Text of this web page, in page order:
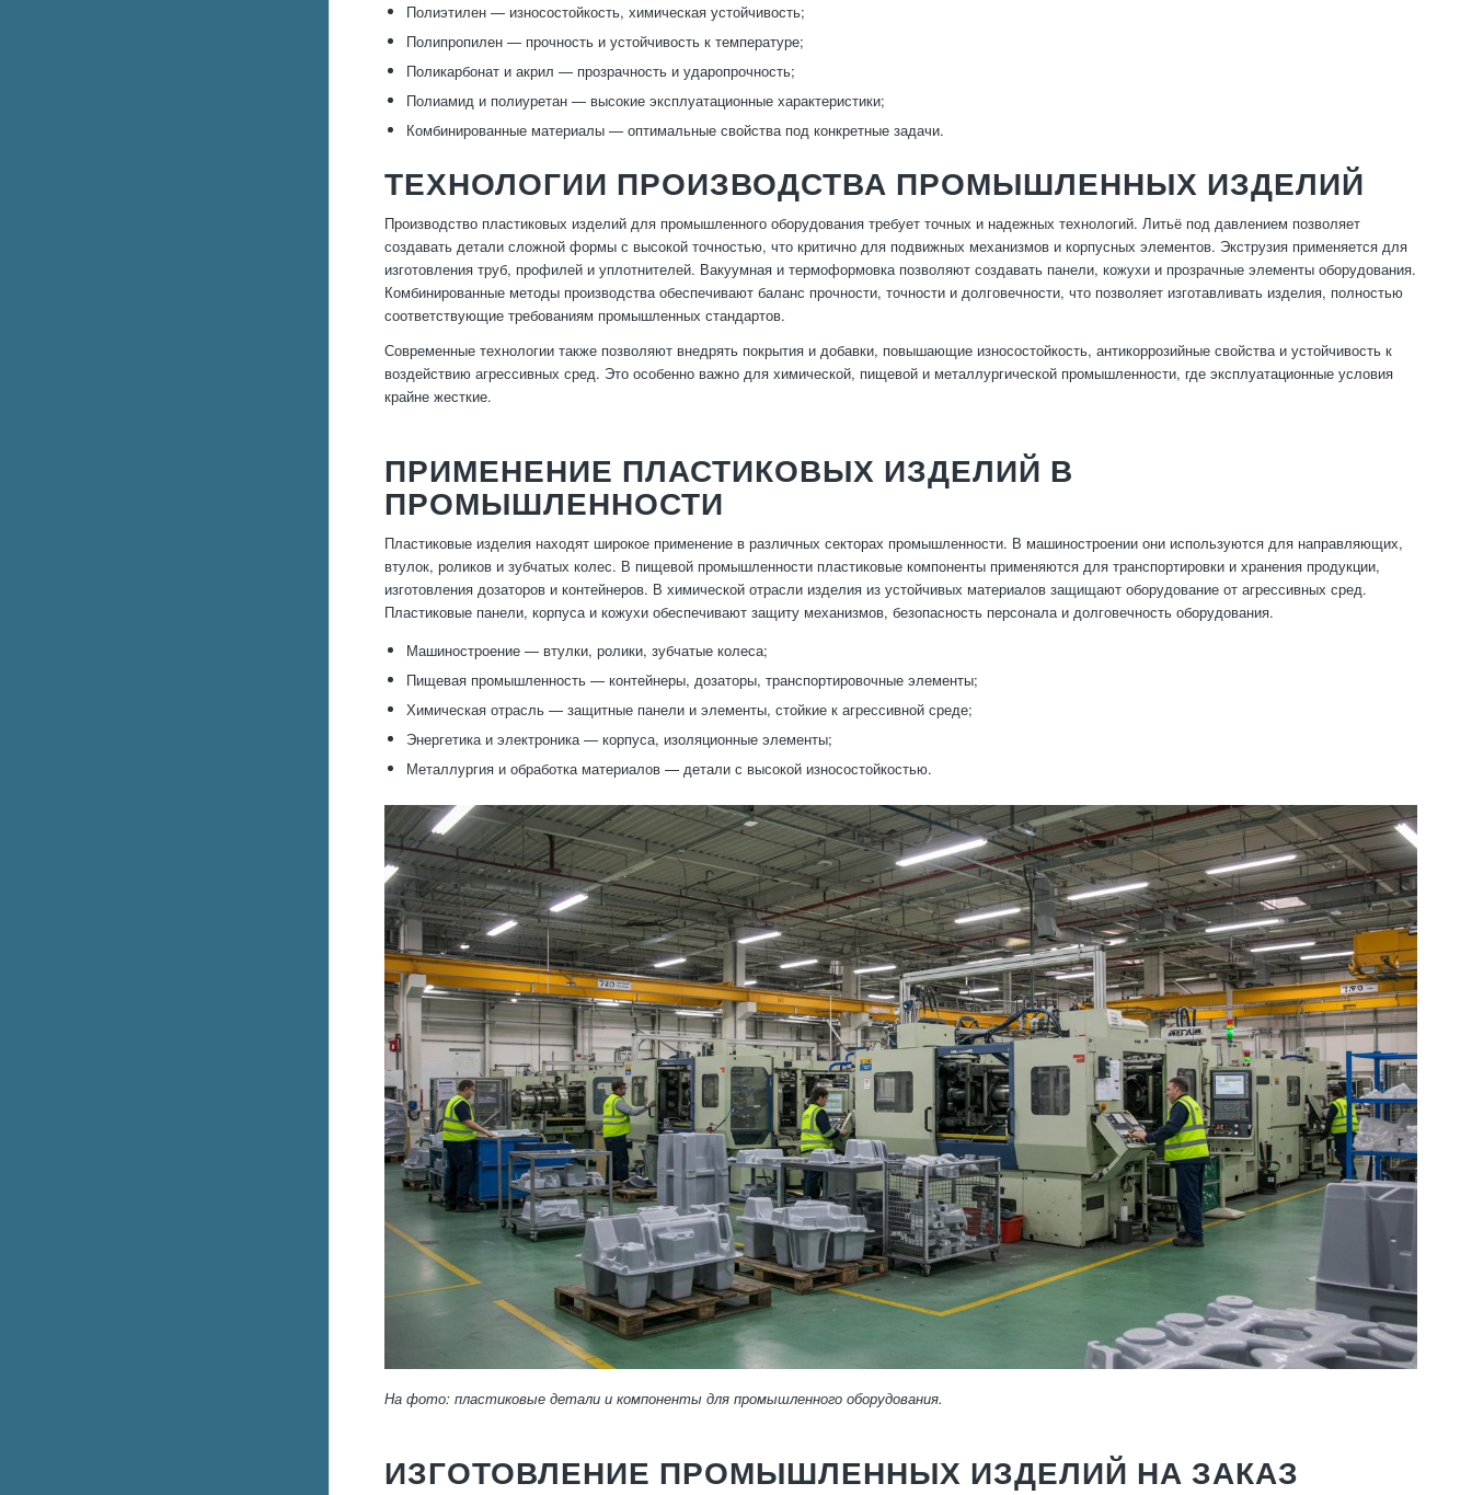
Полиэтилен — износостойкость, химическая устойчивость;
Полипропилен — прочность и устойчивость к температуре;
Поликарбонат и акрил — прозрачность и ударопрочность;
Полиамид и полиуретан — высокие эксплуатационные характеристики;
Комбинированные материалы — оптимальные свойства под конкретные задачи.
ТЕХНОЛОГИИ ПРОИЗВОДСТВА ПРОМЫШЛЕННЫХ ИЗДЕЛИЙ
Производство пластиковых изделий для промышленного оборудования требует точных и надежных технологий. Литьё под давлением позволяет
создавать детали сложной формы с высокой точностью, что критично для подвижных механизмов и корпусных элементов. Экструзия применяется для
изготовления труб, профилей и уплотнителей. Вакуумная и термоформовка позволяют создавать панели, кожухи и прозрачные элементы оборудования.
Комбинированные методы производства обеспечивают баланс прочности, точности и долговечности, что позволяет изготавливать изделия, полностью
соответствующие требованиям промышленных стандартов.
Современные технологии также позволяют внедрять покрытия и добавки, повышающие износостойкость, антикоррозийные свойства и устойчивость к
воздействию агрессивных сред. Это особенно важно для химической, пищевой и металлургической промышленности, где эксплуатационные условия
крайне жесткие.
ПРИМЕНЕНИЕ ПЛАСТИКОВЫХ ИЗДЕЛИЙ В
ПРОМЫШЛЕННОСТИ
Пластиковые изделия находят широкое применение в различных секторах промышленности. В машиностроении они используются для направляющих,
втулок, роликов и зубчатых колес. В пищевой промышленности пластиковые компоненты применяются для транспортировки и хранения продукции,
изготовления дозаторов и контейнеров. В химической отрасли изделия из устойчивых материалов защищают оборудование от агрессивных сред.
Пластиковые панели, корпуса и кожухи обеспечивают защиту механизмов, безопасность персонала и долговечность оборудования.
Машиностроение — втулки, ролики, зубчатые колеса;
Пищевая промышленность — контейнеры, дозаторы, транспортировочные элементы;
Химическая отрасль — защитные панели и элементы, стойкие к агрессивной среде;
Энергетика и электроника — корпуса, изоляционные элементы;
Металлургия и обработка материалов — детали с высокой износостойкостью.
На фото: пластиковые детали и компоненты для промышленного оборудования.
ИЗГОТОВЛЕНИЕ ПРОМЫШЛЕННЫХ ИЗДЕЛИЙ НА ЗАКАЗ